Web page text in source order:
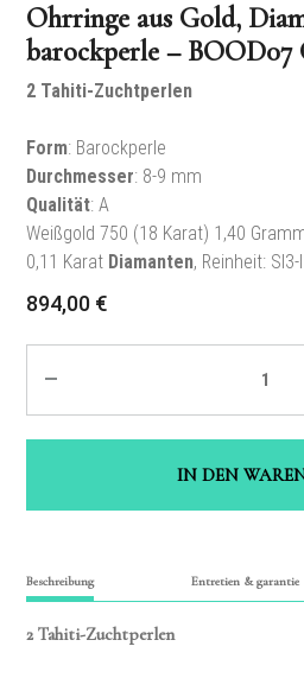
Ohrringe aus Gold,
barockperle – BOOD07
2 Tahiti-Zuchtperlen
Form: Barockperle
Durchmesser: 8-9 mm
Qualität: A
Weißgold 750 (18 Karat) 1,40
0,11 Karat Diamanten, Reinheit:
894,00 €
IN DEN
Beschreibung Entretien & garantie
2 Tahiti-Zuchtperlen